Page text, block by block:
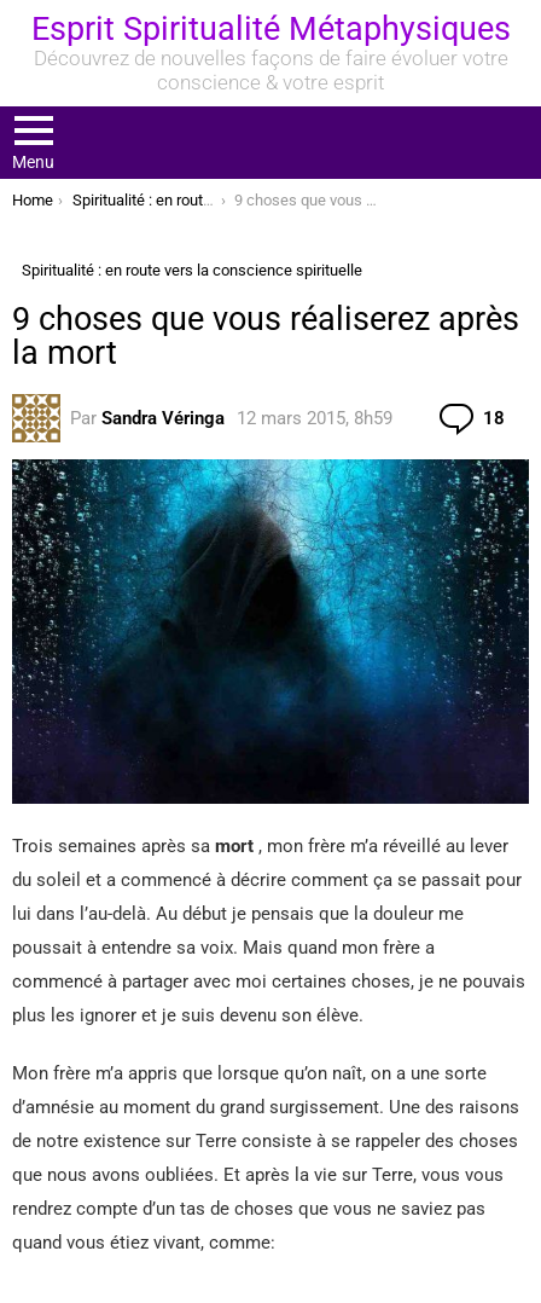
Esprit Spiritualité Métaphysiques
Découvrez de nouvelles façons de faire évoluer votre
conscience & votre esprit
Menu
You are here:
Home Spiritualité : en route vers la conscience spirituelle 9 choses que vous réaliserez après la mort
Spiritualité : en route vers la conscience spirituelle
9 choses que vous réaliserez après
la mort
Par Sandra Véringa 12 mars 2015, 8h59 18
Trois semaines après sa mort , mon frère m’a réveillé au lever
du soleil et a commencé à décrire comment ça se passait pour
lui dans l’au-delà. Au début je pensais que la douleur me
poussait à entendre sa voix. Mais quand mon frère a
commencé à partager avec moi certaines choses, je ne pouvais
plus les ignorer et je suis devenu son élève.
Mon frère m’a appris que lorsque qu’on naît, on a une sorte
d’amnésie au moment du grand surgissement. Une des raisons
de notre existence sur Terre consiste à se rappeler des choses
que nous avons oubliées. Et après la vie sur Terre, vous vous
rendrez compte d’un tas de choses que vous ne saviez pas
quand vous étiez vivant, comme: